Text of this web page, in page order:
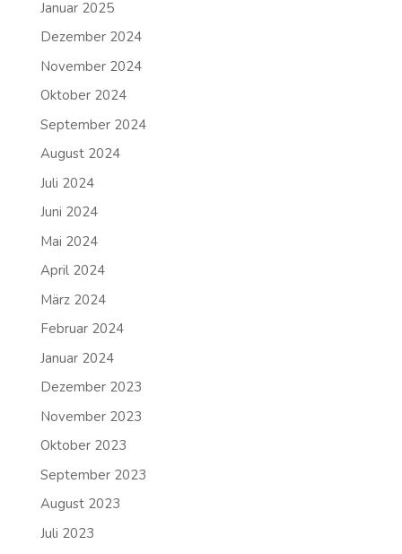
Januar 2025
Dezember 2024
November 2024
Oktober 2024
September 2024
August 2024
Juli 2024
Juni 2024
Mai 2024
April 2024
März 2024
Februar 2024
Januar 2024
Dezember 2023
November 2023
Oktober 2023
September 2023
August 2023
Juli 2023